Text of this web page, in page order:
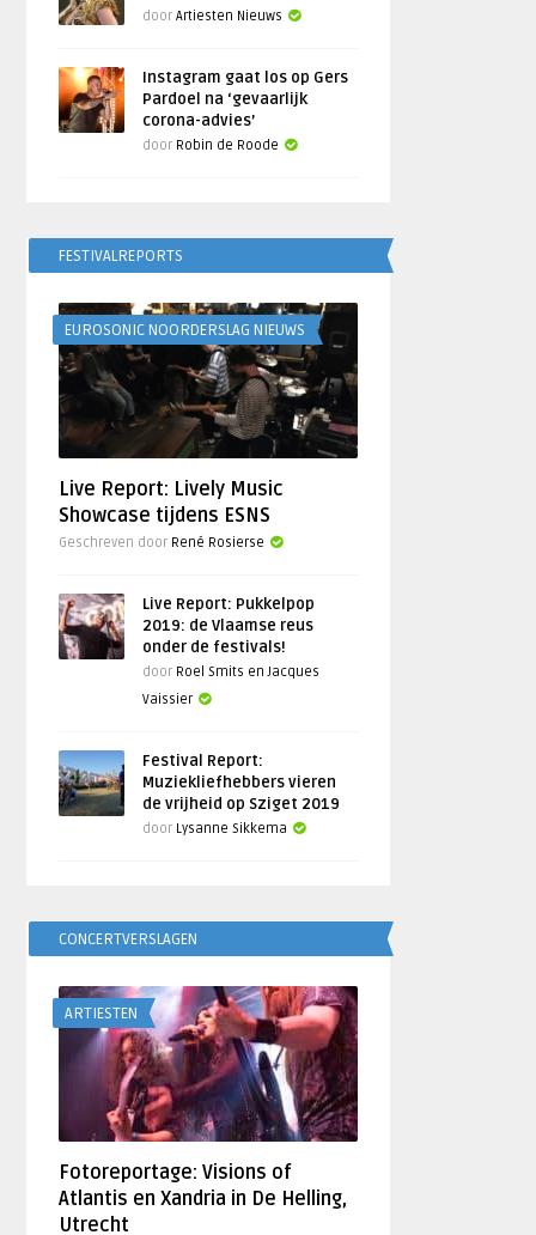
doorArtiesten Nieuws
Instagram gaat los op Gers
Pardoel na ‘gevaarlijk
corona-advies’
door Robin de Roode
FESTIVALREPORTS
EUROSONIC NOORDERSLAG NIEUWS
Live Report: Lively Music
Showcase tijdens ESNS
Geschreven door René Rosierse
Live Report: Pukkelpop
2019: de Vlaamse reus
onder de festivals!
door Roel Smits en Jacques
Vaissier
Festival Report:
Muziekliefhebbers vieren
de vrijheid op Sziget 2019
door Lysanne Sikkema
CONCERTVERSLAGEN
ARTIESTEN
Fotoreportage: Visions of
Atlantis en Xandria in De Helling,
Utrecht